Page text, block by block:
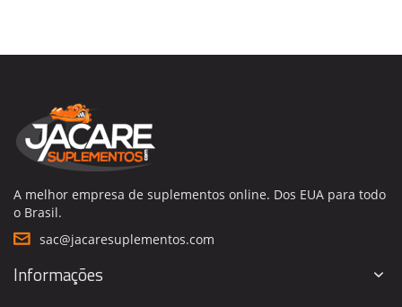
A melhor empresa de suplementos online. Dos EUA para todo
o Brasil.
sac@jacaresuplementos.com
Informações